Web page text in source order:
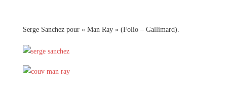
Serge Sanchez pour « Man Ray » (Folio – Gallimard).